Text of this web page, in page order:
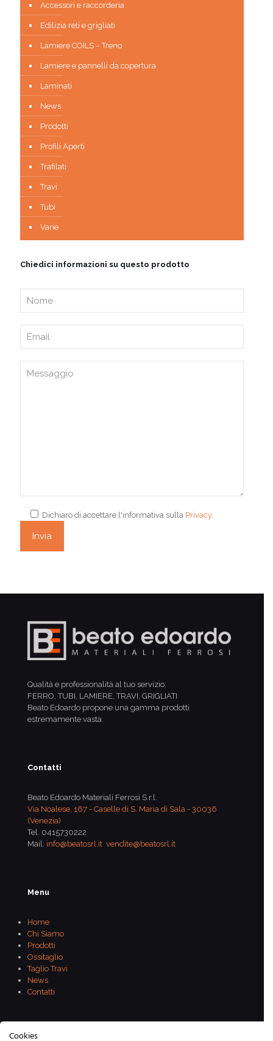
Accessori e raccorderia
Edilizia reti e grigliati
Lamiere COILS – Treno
Lamiere e pannelli da copertura
Laminati
News
Prodotti
Profili Aperti
Trafilati
Travi
Tubi
Varie
Chiedici informazioni su questo prodotto
Dichiaro di accettare l'informativa sulla Privacy.
Qualità e professionalità al tuo servizio.
FERRO, TUBI, LAMIERE, TRAVI, GRIGLIATI
Beato Edoardo propone una gamma prodotti
estremamente vasta.
Contatti
Beato Edoardo Materiali Ferrosi S.r.l.
Via Noalese, 167 - Caselle di S. Maria di Sala - 30036
(Venezia)
Tel. 0415730222
Mail: info@beatosrl.it vendite@beatosrl.it
Menu
Home
Chi Siamo
Prodotti
Ossitaglio
Taglio Travi
News
Contatti
Cookies